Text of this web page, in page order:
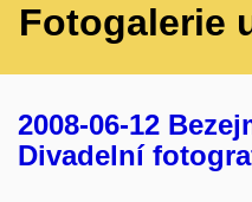
Fotogalerie
2008-06-12
Divadelní